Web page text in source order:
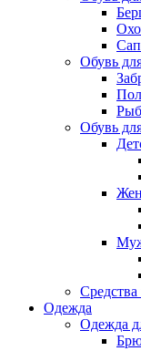
Обувь
Обувь
Одежда
Одежда